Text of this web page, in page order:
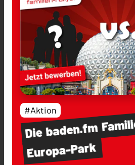
Diebaden.fm
Europa-Park
#Aktion